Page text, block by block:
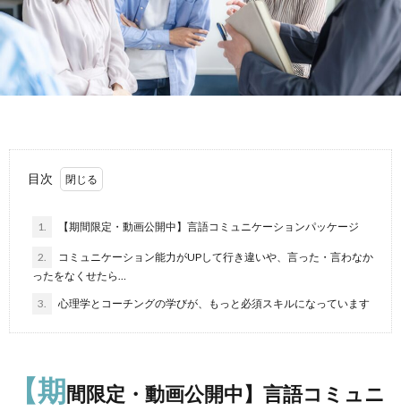
目次
1. 【期間限定・動画公開中】言語コミュニケーションパッケージ
2.
コミュニケーション能力がUPして行き違いや、言った・言わなか
ったをなくせたら…
3. 心理学とコーチングの学びが、もっと必須スキルになっています
【期間限定・動画公開中】言語コミュニ